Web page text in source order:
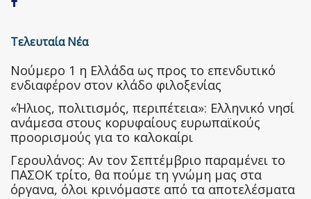
Τελευταία Νέα
Nούμερο 1 η Ελλάδα ως προς το επενδυτικό
ενδιαφέρον στον κλάδο φιλοξενίας
«Ήλιος, πολιτισμός, περιπέτεια»: Ελληνικό νησί
ανάμεσα στους κορυφαίους ευρωπαϊκούς
προορισμούς για το καλοκαίρι
Γερουλάνος: Αν τον Σεπτέμβριο παραμένει το
ΠΑΣΟΚ τρίτο, θα πούμε τη γνώμη μας στα
όργανα, όλοι κρινόμαστε από τα αποτελέσματα